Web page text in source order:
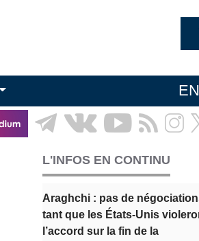
EN
L'INFOS EN CONTINU
Araghchi : pas de
tant que les États-Unis
l’accord sur la fin de la